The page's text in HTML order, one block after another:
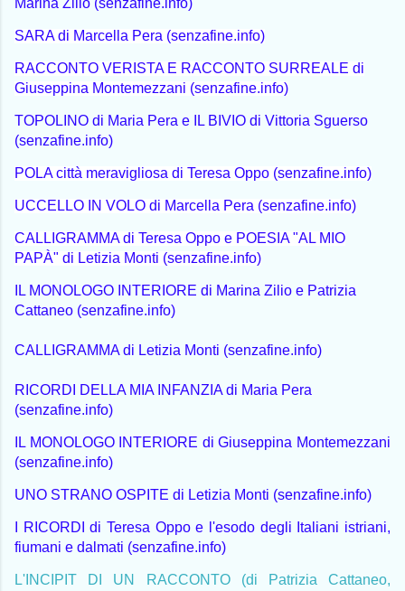
Marina Zilio (senzafine.info)
SARA di Marcella Pera (senzafine.info)
RACCONTO VERISTA E RACCONTO SURREALE di
Giuseppina Montemezzani (senzafine.info)
TOPOLINO di Maria Pera e IL BIVIO di Vittoria Sguerso
(senzafine.info)
POLA città meravigliosa di Teresa Oppo (senzafine.info)
UCCELLO IN VOLO di Marcella Pera (senzafine.info)
CALLIGRAMMA di Teresa Oppo e POESIA "AL MIO
PAPÀ" di Letizia Monti (senzafine.info)
IL MONOLOGO INTERIORE di Marina Zilio e Patrizia
Cattaneo (senzafine.info)
CALLIGRAMMA di Letizia Monti (senzafine.info)
RICORDI DELLA MIA INFANZIA di Maria Pera
(senzafine.info)
IL MONOLOGO INTERIORE di Giuseppina Montemezzani
(senzafine.info)
UNO STRANO OSPITE di Letizia Monti (senzafine.info)
I RICORDI di Teresa Oppo e l'esodo degli Italiani istriani,
fiumani e dalmati (senzafine.info)
L'INCIPIT DI UN RACCONTO (di Patrizia Cattaneo,